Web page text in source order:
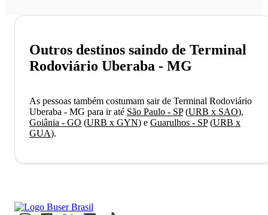
Outros destinos saindo de Terminal
Rodoviário Uberaba - MG
As pessoas também costumam sair de Terminal Rodoviário
Uberaba - MG para ir até São Paulo - SP(URB x SAO),
Goiânia - GO (URB x GYN) e Guarulhos - SP(URB x
GUA).